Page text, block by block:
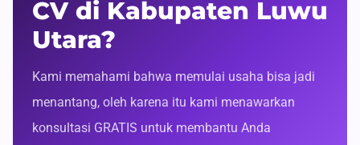
CV di Kabupaten Luwu
Utara?
Kami memahami bahwa memulai usaha bisa jadi
menantang, oleh karena itu kami menawarkan
konsultasi GRATIS untuk membantu Anda